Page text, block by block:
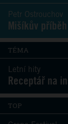
Petr Ostrouchov
Mišíkův
TÉMA
Letní hity
Receptář na
TOP